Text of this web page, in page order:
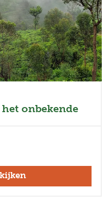
onbekende